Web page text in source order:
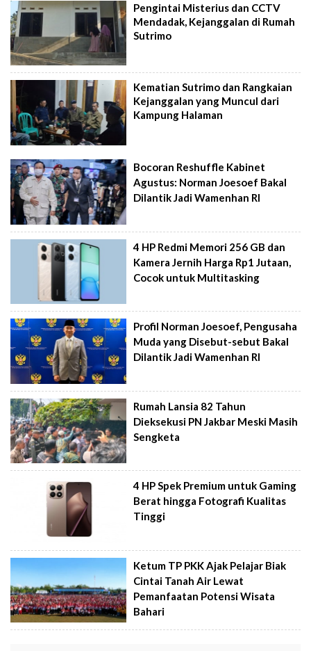
Pengintai Misterius dan CCTV
Mendadak, Kejanggalan di Rumah
Sutrimo
Kematian Sutrimo dan Rangkaian
Kejanggalan yang Muncul dari
Kampung Halaman
Bocoran Reshuffle Kabinet
Agustus: Norman Joesoef Bakal
Dilantik Jadi Wamenhan RI
4 HP Redmi Memori 256 GB dan
Kamera Jernih Harga Rp1 Jutaan,
Cocok untuk Multitasking
Profil Norman Joesoef, Pengusaha
Muda yang Disebut-sebut Bakal
Dilantik Jadi Wamenhan RI
Rumah Lansia 82 Tahun
Dieksekusi PN Jakbar Meski Masih
Sengketa
4 HP Spek Premium untuk Gaming
Berat hingga Fotografi Kualitas
Tinggi
Ketum TP PKK Ajak Pelajar Biak
Cintai Tanah Air Lewat
Pemanfaatan Potensi Wisata
Bahari